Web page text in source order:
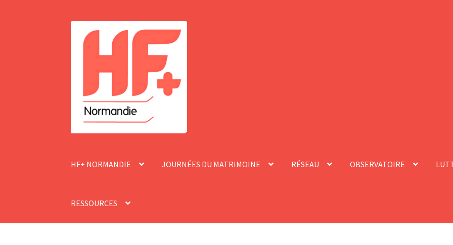
HF+ NORMANDIE JOURNÉES DU MATRIMOINE RÉSEAU OBSERVATOIRE
RESSOURCES